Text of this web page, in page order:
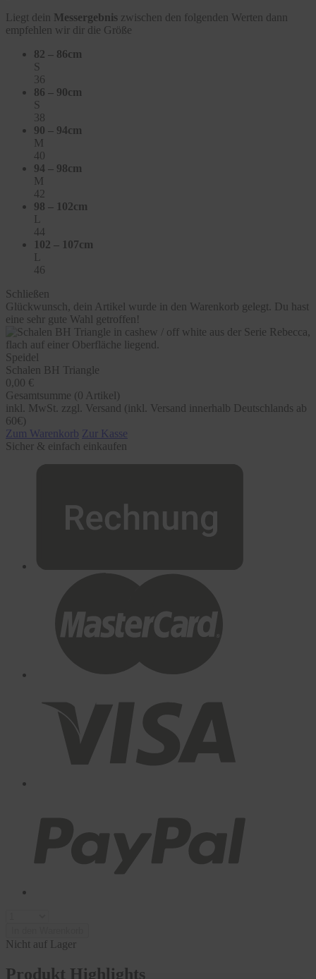
Liegt dein Messergebnis zwischen den folgenden Werten dann
empfehlen wir dir die Größe
82 – 86cm
S
36
86 – 90cm
S
38
90 – 94cm
M
40
94 – 98cm
M
42
98 – 102cm
L
44
102 – 107cm
L
46
Schließen
Glückwunsch, dein Artikel wurde in den Warenkorb gelegt. Du hast
eine sehr gute Wahl getroffen!
Speidel
Schalen BH Triangle
0,00 €
Gesamtsumme (0 Artikel)
inkl. MwSt. zzgl. Versand (inkl. Versand innerhalb Deutschlands ab
60€)
Zum Warenkorb Zur Kasse
Sicher & einfach einkaufen
Nicht auf Lager
Produkt Highlights